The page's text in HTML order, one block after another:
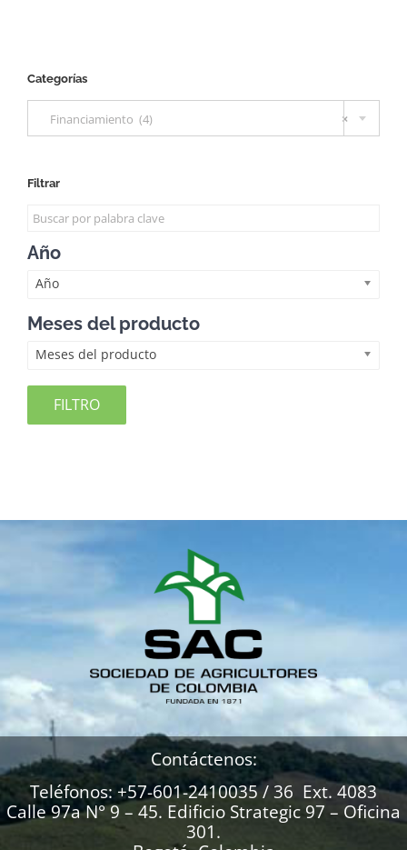
Categorías
×
Financiamiento (4)
Filtrar
Año
Año
Meses del producto
Meses del producto
FILTRO
Contáctenos:
Teléfonos: +57-601-2410035 / 36 Ext. 4083
Calle 97a N° 9 – 45. Edificio Strategic 97 – Oficina
301.